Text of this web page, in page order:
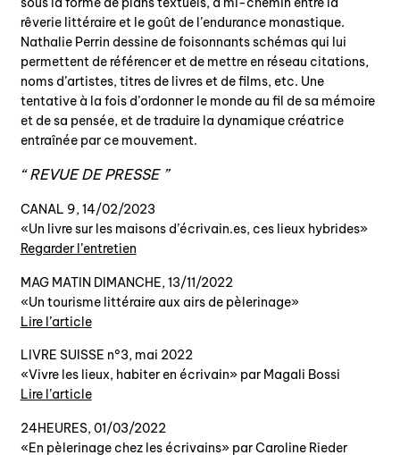
rêverie littéraire et le goût de l’endurance monastique.
Nathalie Perrin dessine de foisonnants schémas qui lui
permettent de référencer et de mettre en réseau citations,
noms d’artistes, titres de livres et de films, etc. Une
tentative à la fois d’ordonner le monde au fil de sa mémoire
et de sa pensée, et de traduire la dynamique créatrice
entraînée par ce mouvement.
REVUE DE PRESSE
CANAL 9, 14/02/2023
«Un livre sur les maisons d’écrivain.es, ces lieux hybrides»
Regarder l’entretien
MAG MATIN DIMANCHE, 13/11/2022
«Un tourisme littéraire aux airs de pèlerinage»
Lire l’article
LIVRE SUISSE n°3, mai 2022
«Vivre les lieux, habiter en écrivain» par Magali Bossi
Lire l’article
24HEURES, 01/03/2022
«En pèlerinage chez les écrivains» par Caroline Rieder